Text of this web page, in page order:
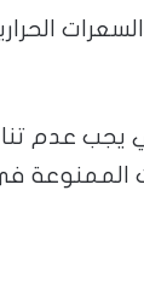
يجب عدم
الممنوعة